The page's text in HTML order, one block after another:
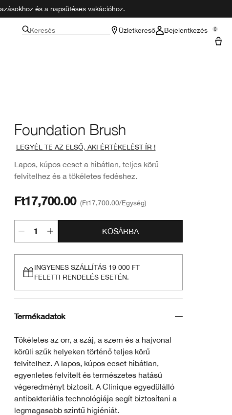
és a napsütéses vakációhoz.
Keresés Üzletkereső Bejelentkezés 0
Foundation Brush
LEGYÉL TE AZ ELSŐ, AKI ÉRTÉKELÉST ÍR !
Lapos, kúpos ecset a hibátlan, teljes körű
felvitelhez és a tökéletes fedéshez.
Ft17,700.00 Ft17,700.00/Egység
KOSÁRBA
INGYENES SZÁLLÍTÁS 19 000 FT
FELETTI RENDELÉS ESETÉN.
Termékadatok
Tökéletes az orr, a száj, a szem és a hajvonal
körüli szűk helyeken történő teljes körű
felvitelhez. A lapos, kúpos ecset hibátlan,
egyenletes felvitelt és természetes hatású
végeredményt biztosít. A Clinique egyedülálló
antibakteriális technológiája segít biztosítani a
legmagasabb szintű higiéniát.